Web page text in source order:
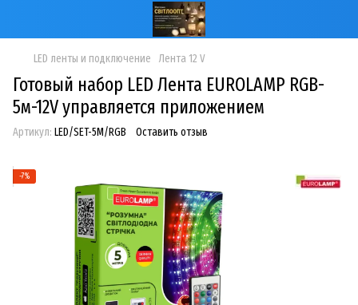
LED ленты и подключение Лента 12 V
Готовый набор LED Лента EUROLAMP RGB-
5м-12V управляется приложением
Артикул: LED/SET-5M/RGB Оставить отзыв
−7%